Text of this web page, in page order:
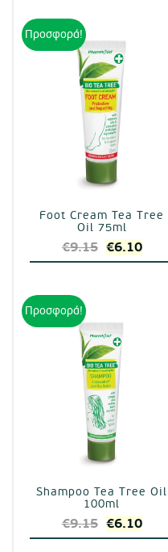
Προσφορά!
Foot Cream Tea Tree
Oil 75ml
€9.15 Original
price
€6.10Η
Προσφορά!
Shampoo Tea Tree Oil
100ml
€9.15 Original
price
€6.10Η